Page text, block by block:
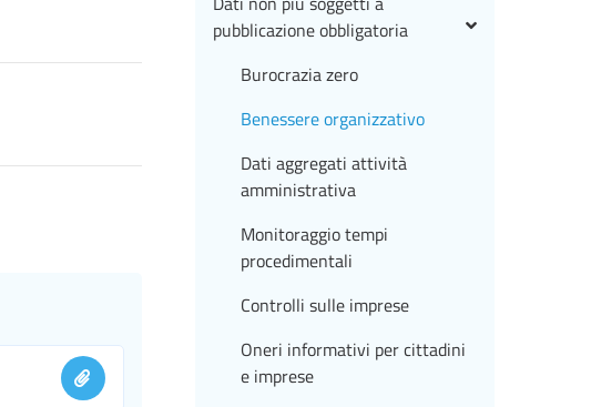
pubblicazione obbligatoria
Burocrazia zero
Benessere organizzativo
Dati aggregati attività
amministrativa
Monitoraggio tempi
procedimentali
Controlli sulle imprese
Oneri informativi per cittadini
e imprese